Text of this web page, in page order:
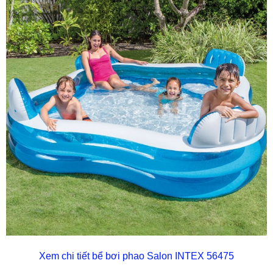
Xem chi tiết bể bơi phao Salon INTEX 56475